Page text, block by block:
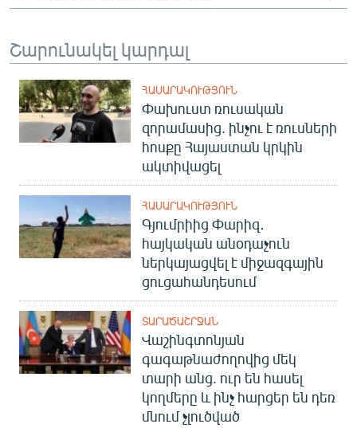
Շարունակել կարդալ
ՀԱՍԱՐԱԿՈՒԹՅՈՒՆ
Փախուստ ռուսական
զորամասից. ինչու է ռուսների
հոսքը Հայաստան կրկին
ակտիվացել
ՀԱՍԱՐԱԿՈՒԹՅՈՒՆ
Գյումրիից Փարիզ․
հայկական անօդաչուն
ներկայացվել է միջազգային
ցուցահանդեսում
ՏԱՐԱԾԱՇՐՋԱՆ
Վաշինգտոնյան
գագաթնաժողովից մեկ
տարի անց. ուր են հասել
կողմերը և ինչ հարցեր են դեռ
մնում չլուծված